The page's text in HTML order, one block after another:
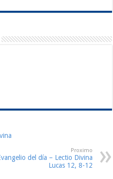
Proximo
del día – Lectio Divina
Lucas 12, 8-12